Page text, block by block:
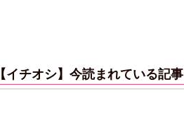
【イチオシ】今読まれている記事